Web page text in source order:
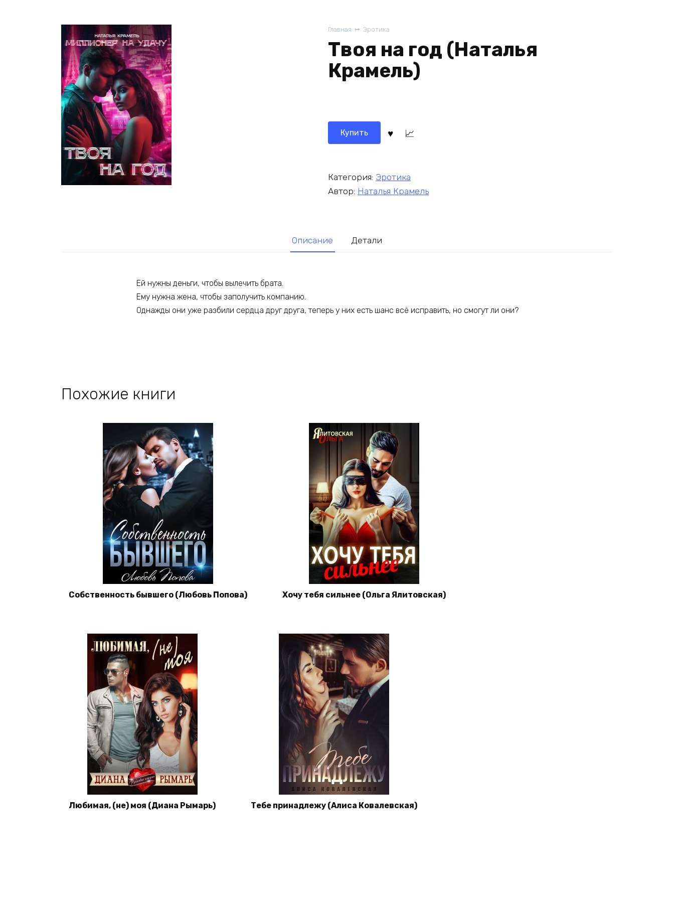
Главная Эротика
Твоя на год (Наталья
Крамель)
Купить
Категория: Эротика
Автор: Наталья Крамель
Описание Детали
Ей нужны деньги, чтобы вылечить брата.
Ему нужна жена, чтобы заполучить компанию.
Однажды они уже разбили сердца друг друга, теперь у них есть шанс всё исправить, но смогут ли они?
Похожие книги
Собственность бывшего (Любовь Попова) Хочу тебя сильнее (Ольга Ялитовская)
Любимая, (не) моя (Диана Рымарь) Тебе принадлежу (Алиса Ковалевская)